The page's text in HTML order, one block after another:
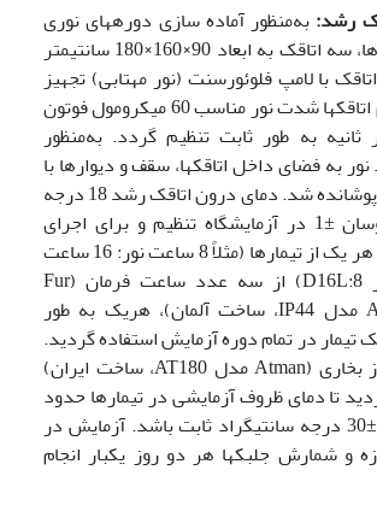
رشد: به‌منظور آماده سازی دوره­های نوری
مناسب در تیمار­ها، سه اتاقک به ابعاد 90×160×180 سانتی­متر
با لامپ فلوئورسنت (نور مهتابی) تجهیز
گردید تا در تمام اتاقک­ها شدت نور مناسب 60 میکرومول فوتون
به طور ثابت تنظیم گردد. به‌منظور
به فضای داخل اتاقک­ها، سقف و دیوار­ها با
پلاستیک مشکی پوشانده شد. دمای درون اتاقک رشد 18 درجه
سانتی‌گراد با نوسان ±1 در آزمایشگاه تنظیم و برای اجرای
پروتکل نوری در هر یک از تیمار­ها (مثلاً 8 ساعت نور: 16 ساعت
تاریکی در تیمار D16L:8) از سه عدد ساعت فرمان (Fur
Aussen-geeignet مدل IP44، ساخت آلمان)، هریک به طور
تیمار در تمام دوره آزمایش استفاده گردید.
دما با استفاده از بخاری (Atman مدل AT180، ساخت ایران)
تا دمای ظروف آزمایشی در تیمارها حدود
1±20، 1±25 و 1±30 درجه سانتی­گراد ثابت باشد. آزمایش در
16 روزه و شمارش جلبک­ها هر دو روز یکبار انجام